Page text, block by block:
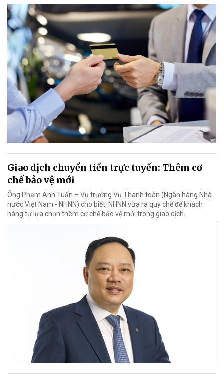
Giao dịch chuyển tiền trực tuyến: Thêm cơ
chế bảo vệ mới
Ông Phạm Anh Tuấn – Vụ trưởng Vụ Thanh toán (Ngân hàng Nhà
nước Việt Nam - NHNN) cho biết, NHNN vừa ra quy chế để khách
hàng tự lựa chọn thêm cơ chế bảo vệ mới trong giao dịch.